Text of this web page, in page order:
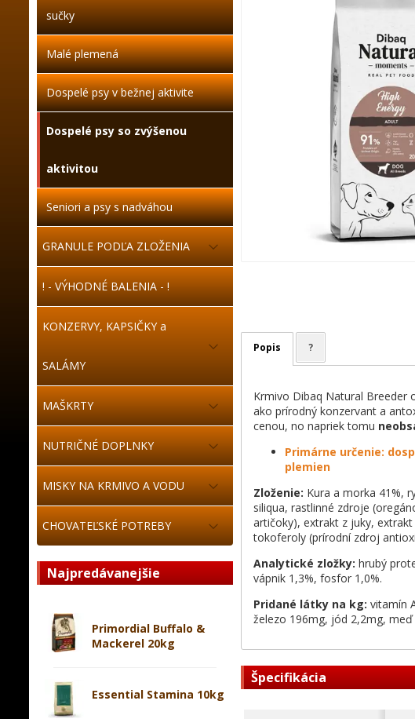
sučky
Malé plemená
Dospelé psy v bežnej aktivite
Dospelé psy so zvýšenou
aktivitou
Seniori a psy s nadváhou
GRANULE PODĽA ZLOŽENIA
! - VÝHODNÉ BALENIA - !
KONZERVY, KAPSIČKY a
SALÁMY
MAŠKRTY
NUTRIČNÉ DOPLNKY
MISKY NA KRMIVO A VODU
CHOVATEĽSKÉ POTREBY
Najpredávanejšie
Primordial Buffalo &
Mackerel 20kg
Essential Stamina 10kg
Popis ?
Krmivo Dibaq Natural Breeder
ako prírodný konzervant a
cenou, no napriek tomu
Primárne určenie:
plemien
Zloženie: Kura a morka 41%,
siliqua, rastlinné zdroje
artičoky), extrakt z juky, extrakt
tokoferoly (prírodní zdroj
Analytické zložky: hrubý
vápnik 1,3%, fosfor 1,0%.
Pridané látky na kg: vitamín
železo 196mg, jód 2,2mg,
Špecifikácia